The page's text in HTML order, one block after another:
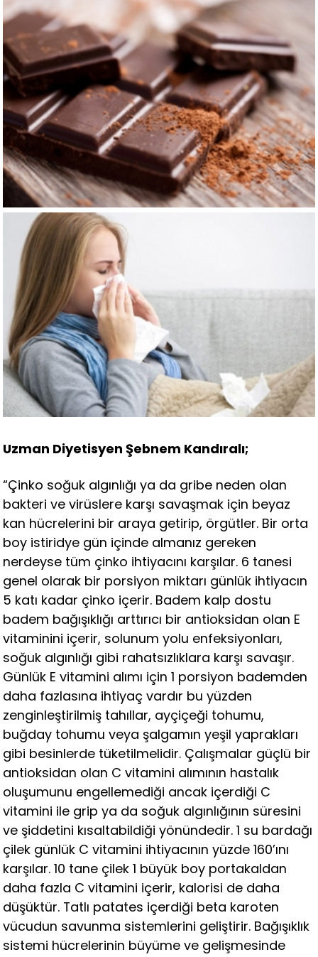
Uzman Diyetisyen Şebnem Kandıralı;
“Çinko soğuk algınlığı ya da gribe neden olan
bakteri ve virüslere karşı savaşmak için beyaz
kan hücrelerini bir araya getirip, örgütler. Bir orta
boy istiridye gün içinde almanız gereken
nerdeyse tüm çinko ihtiyacını karşılar. 6 tanesi
genel olarak bir porsiyon miktarı günlük ihtiyacın
5 katı kadar çinko içerir. Badem kalp dostu
badem bağışıklığı arttırıcı bir antioksidan olan E
vitaminini içerir, solunum yolu enfeksiyonları,
soğuk algınlığı gibi rahatsızlıklara karşı savaşır.
Günlük E vitamini alımı için 1 porsiyon bademden
daha fazlasına ihtiyaç vardır bu yüzden
zenginleştirilmiş tahıllar, ayçiçeği tohumu,
buğday tohumu veya şalgamın yeşil yaprakları
gibi besinlerde tüketilmelidir. Çalışmalar güçlü bir
antioksidan olan C vitamini alımının hastalık
oluşumunu engellemediği ancak içerdiği C
vitamini ile grip ya da soğuk algınlığının süresini
ve şiddetini kısaltabildiği yönündedir. 1 su bardağı
çilek günlük C vitamini ihtiyacının yüzde 160’ını
karşılar. 10 tane çilek 1 büyük boy portakaldan
daha fazla C vitamini içerir, kalorisi de daha
düşüktür. Tatlı patates içerdiği beta karoten
vücudun savunma sistemlerini geliştirir. Bağışıklık
sistemi hücrelerinin büyüme ve gelişmesinde